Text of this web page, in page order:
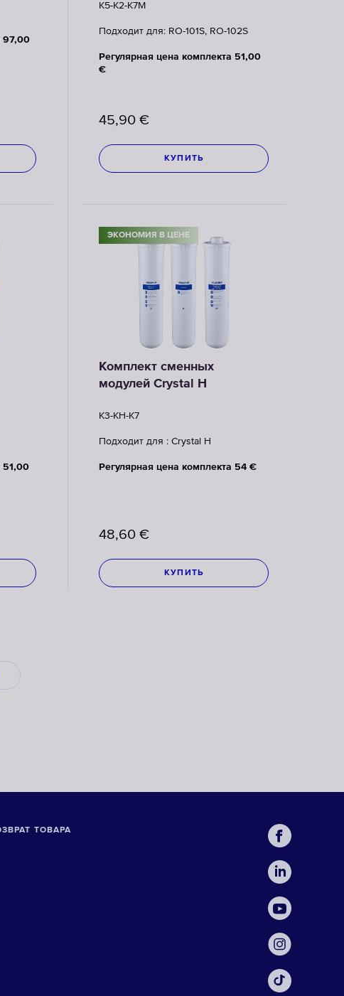
97,00
K5-K2-K7M
Подходит для: RO-101S, RO-102S
Регулярная цена комплекта 51,00
€
45,90 €
КУПИТЬ
51,00
ЭКОНОМИЯ В ЦЕНЕ
Комплект сменных
модулей Crystal H
K3-KH-K7
Подходит для : Crystal H
Регулярная цена комплекта 54 €
48,60 €
КУПИТЬ
ТОВАРА